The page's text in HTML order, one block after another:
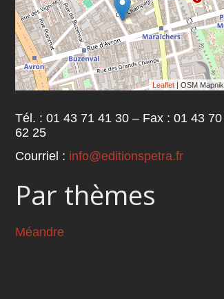
Leaflet | OSM Mapnik
Tél. : 01 43 71 41 30 – Fax : 01 43 70
62 25
Courriel : info@editionspetra.fr
Par thèmes
Méandre